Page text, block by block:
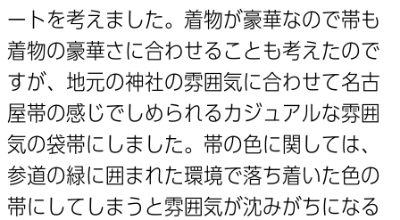
ートを考えました。着物が豪華なので帯も
着物の豪華さに合わせることも考えたので
すが、地元の神社の雰囲気に合わせて名古
屋帯の感じでしめられるカジュアルな雰囲
気の袋帯にしました。帯の色に関しては、
参道の緑に囲まれた環境で落ち着いた色の
帯にしてしまうと雰囲気が沈みがちになる